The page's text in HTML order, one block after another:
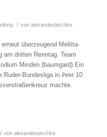
/ von alexanderpischke
überzeugend Melitta-
am dritten Renntag. Team
Minden (baumgard) Ein
Ruder-Bundesliga in ihrer 10.
machte.
/ von alexanderpischke